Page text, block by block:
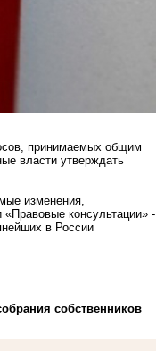
принимаемых общим
власти утверждать
изменения,
консультации» -
в России
собственников